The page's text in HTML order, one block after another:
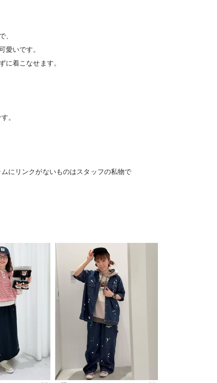
、
愛いです。
に着こなせます。
。
にリンクがないものはスタッフの私物で